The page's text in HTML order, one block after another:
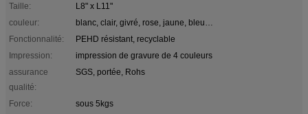
Taille:
L8" x L11"
couleur:
blanc, clair, givré, rose, jaune, bleu…
Fonctionnalité:
PEHD résistant, recyclable
Impression:
impression de gravure de 4 couleurs
assurance
qualité:
SGS, portée, Rohs
Force:
sous 5kgs